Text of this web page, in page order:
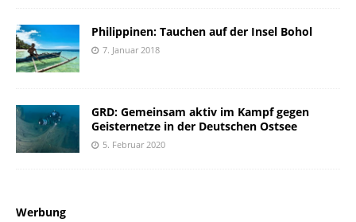
Philippinen: Tauchen auf der Insel Bohol
7. Januar 2018
GRD: Gemeinsam aktiv im Kampf gegen
Geisternetze in der Deutschen Ostsee
5. Februar 2020
Werbung